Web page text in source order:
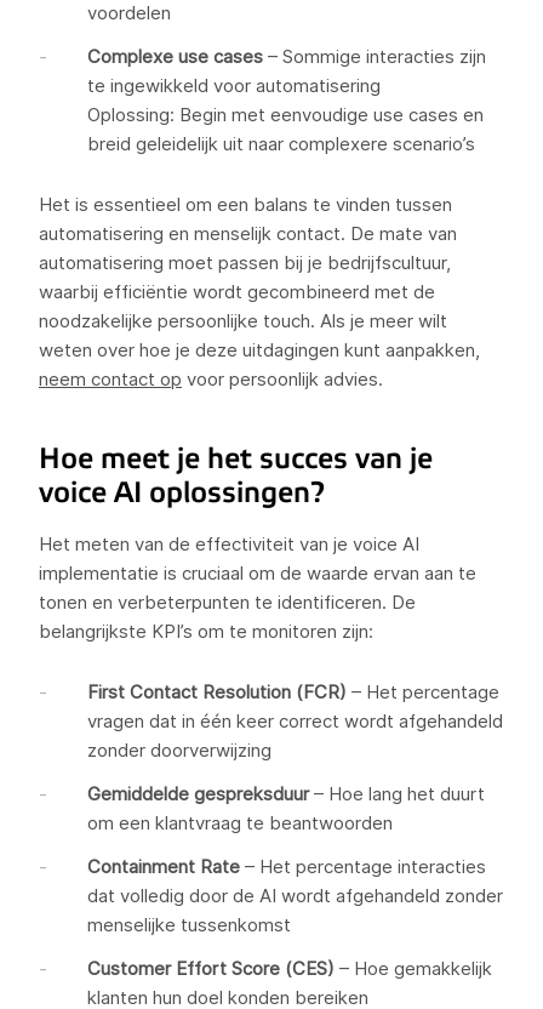
voordelen
Complexe use cases – Sommige interacties zijn
te ingewikkeld voor automatisering
Oplossing: Begin met eenvoudige use cases en
breid geleidelijk uit naar complexere scenario’s
Het is essentieel om een balans te vinden tussen
automatisering en menselijk contact. De mate van
automatisering moet passen bij je bedrijfscultuur,
waarbij efficiëntie wordt gecombineerd met de
noodzakelijke persoonlijke touch. Als je meer wilt
weten over hoe je deze uitdagingen kunt aanpakken,
neem contact op voor persoonlijk advies.
Hoe meet je het succes van je
voice AI oplossingen?
Het meten van de effectiviteit van je voice AI
implementatie is cruciaal om de waarde ervan aan te
tonen en verbeterpunten te identificeren. De
belangrijkste KPI’s om te monitoren zijn:
First Contact Resolution (FCR) – Het percentage
vragen dat in één keer correct wordt afgehandeld
zonder doorverwijzing
Gemiddelde gespreksduur– Hoe lang het duurt
om een klantvraag te beantwoorden
Containment Rate – Het percentage interacties
dat volledig door de AI wordt afgehandeld zonder
menselijke tussenkomst
Customer Effort Score (CES) – Hoe gemakkelijk
klanten hun doel konden bereiken